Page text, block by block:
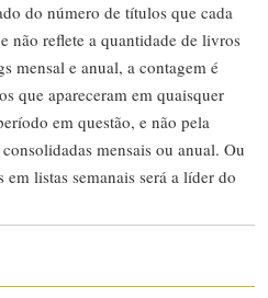
do número de títulos que cada
não reflete a quantidade de livros
mensal e anual, a contagem é
que apareceram em quaisquer
em questão, e não pela
mensais ou anual. Ou
listas semanais será a líder do